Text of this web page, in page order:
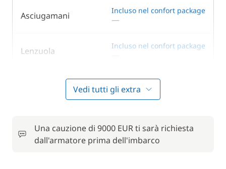
Asciugamani Incluso nel confort package
—
Lenzuola Incluso nel confort package
Motore fuoribordo Incluso nel confort package
—
—
Vedi tutti gli extra
Una cauzione di 9000 EUR ti sarà richiesta
dall'armatore prima dell'imbarco